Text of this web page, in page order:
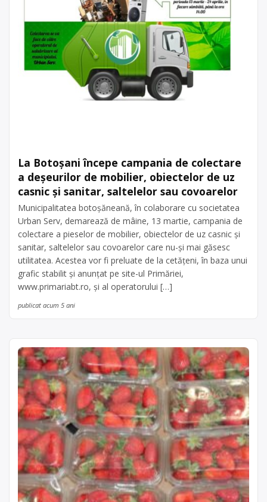
La Botoșani începe campania de colectare
a deșeurilor de mobilier, obiectelor de uz
casnic și sanitar, saltelelor sau covoarelor
Municipalitatea botoşăneană, în colaborare cu societatea
Urban Serv, demarează de mâine, 13 martie, campania de
colectare a pieselor de mobilier, obiectelor de uz casnic și
sanitar, saltelelor sau covoarelor care nu-și mai găsesc
utilitatea. Acestea vor fi preluate de la cetăţeni, în baza unui
grafic stabilit și anunțat pe site-ul Primăriei,
www.primariabt.ro, și al operatorului […]
publicat acum 5 ani